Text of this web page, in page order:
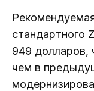
стандартного
949 долларов,
чем в